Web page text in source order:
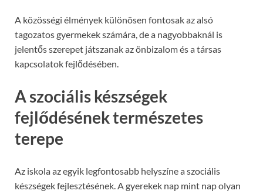
A közösségi élmények különösen fontosak az alsó
tagozatos gyermekek számára, de a nagyobbaknál is
jelentős szerepet játszanak az önbizalom és a társas
kapcsolatok fejlődésében.
A szociális készségek
fejlődésének természetes
terepe
Az iskola az egyik legfontosabb helyszíne a szociális
készségek fejlesztésének. A gyerekek nap mint nap olyan